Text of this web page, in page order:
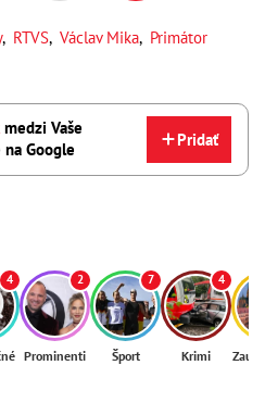
, RTVS, Václav Mika, Primátor
medzi Vaše
Google
Pridať
4 2
Prominenti
7
Šport
4
Krimi